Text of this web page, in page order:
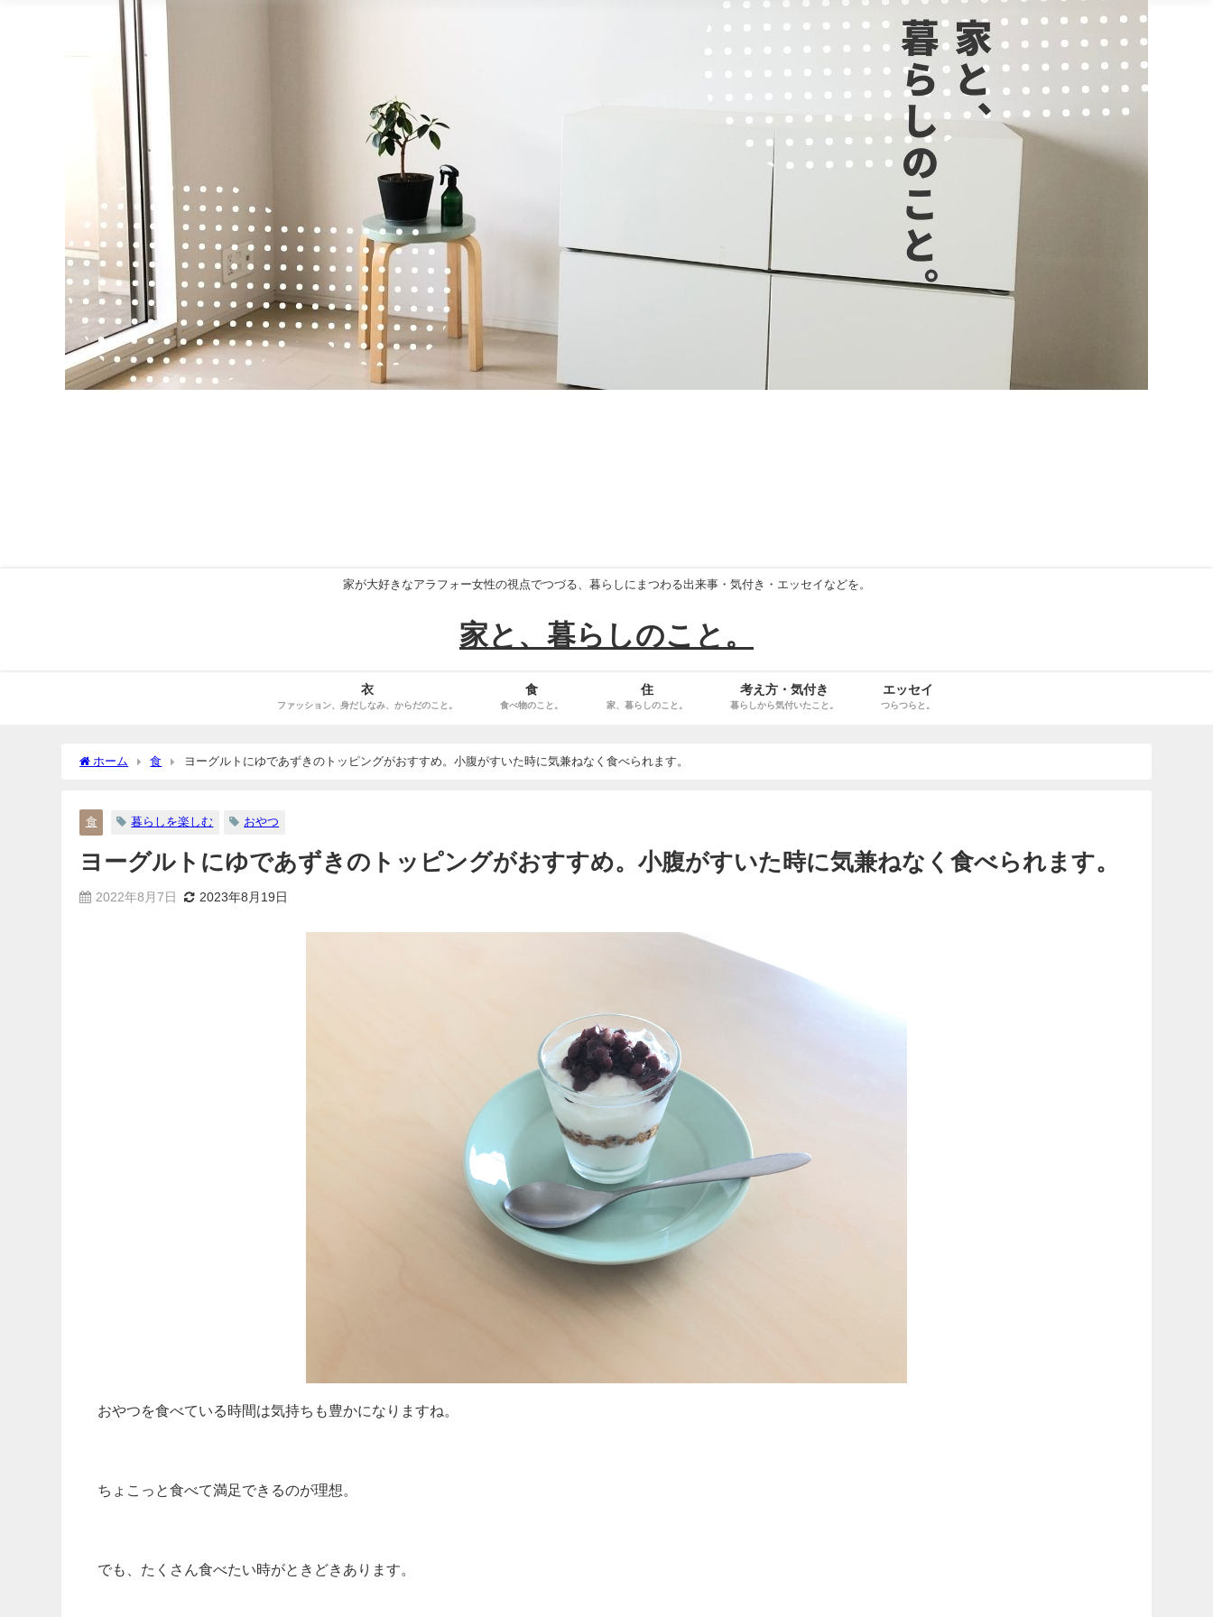
家が大好きなアラフォー女性の視点でつづる、暮らしにまつわる出来事・気付き・エッセイなどを。
家と、暮らしのこと。
衣
ファッション、身だしなみ、からだのこと。
食
食べ物のこと。
住
家、暮らしのこと。
考え方・気付き
暮らしから気付いたこと。
エッセイ
つらつらと。
ホーム 食 ヨーグルトにゆであずきのトッピングがおすすめ。小腹がすいた時に気兼ねなく食べられます。
食 暮らしを楽しむ おやつ
ヨーグルトにゆであずきのトッピングがおすすめ。小腹がすいた時に気兼ねなく食べられます。
2022年8月7日 2023年8月19日
おやつを食べている時間は気持ちも豊かになりますね。
ちょこっと食べて満足できるのが理想。
でも、たくさん食べたい時がときどきあります。